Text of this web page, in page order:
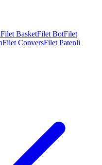
Filet BasketFilet BotFilet
Filet ConversFilet Patenli